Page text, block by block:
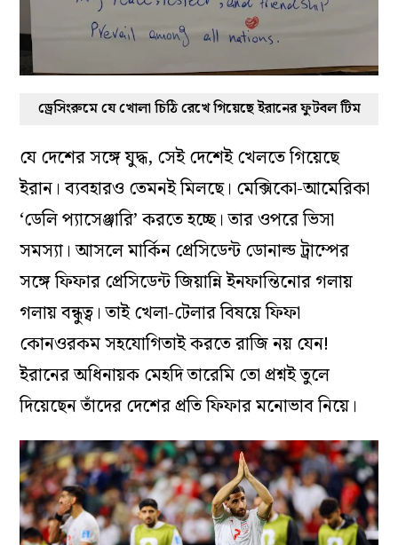
ড্রেসিংরুমে যে খোলা চিঠি রেখে গিয়েছে ইরানের ফুটবল টিম
যে দেশের সঙ্গে যুদ্ধ, সেই দেশেই খেলতে গিয়েছে
ইরান। ব্যবহারও তেমনই মিলছে। মেক্সিকো-আমেরিকা
‘ডেলি প্যাসেঞ্জারি’ করতে হচ্ছে। তার ওপরে ভিসা
সমস্যা। আসলে মার্কিন প্রেসিডেন্ট ডোনাল্ড ট্রাম্পের
সঙ্গে ফিফার প্রেসিডেন্ট জিয়ান্নি ইনফান্তিনোর গলায়
গলায় বন্ধুত্ব। তাই খেলা-টেলার বিষয়ে ফিফা
কোনওরকম সহযোগিতাই করতে রাজি ‌নয় যেন!
ইরানের অধিনায়ক মেহদি তারেমি তো প্রশ্নই তুলে
দিয়েছেন তাঁদের দেশের প্রতি ফিফার মনোভাব নিয়ে।